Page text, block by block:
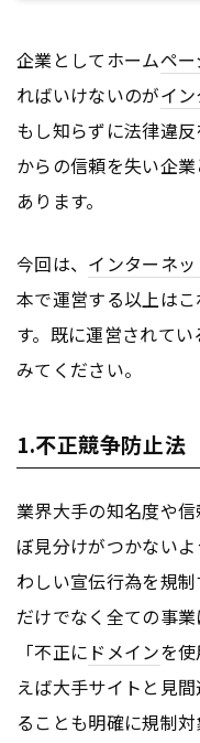
企業としてホームペー
ればいけないのがイ
もし知らずに法律違
からの信頼を失い企
あります。
今回は、 インターネッ
本で運営する以上は
す。既に運営されて
みてください。
1.不正競争防止法
業界大手の知名度や
ぼ見分けがつかない
わしい宣伝行為を規制
だけでなく全ての事
「不正に ドメインを
えば大手サイトと見
ることも明確に規制対